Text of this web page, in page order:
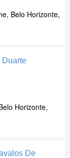
Belo Horizonte,
Duarte
Horizonte,
De